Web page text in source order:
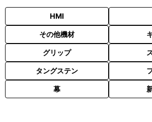
HMI
その他機材
グリップ
タングステン
幕